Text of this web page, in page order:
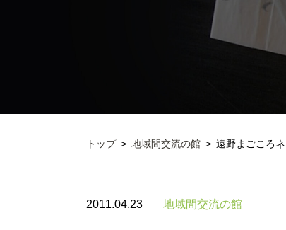
トップ 地域間交流の館 遠野まごころ
2011.04.23 地域間交流の館